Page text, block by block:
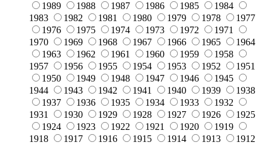
1989
1988 1987 1986 1985
1984
1983
1982 1981 1980 1979 1978
1977
1976
1975 1974 1973 1972
1971
1970
1969 1968 1967 1966 1965
1964
1963
1962 1961 1960 1959
1958
1957
1956 1955 1954 1953 1952
1951
1950
1949 1948 1947 1946
1945
1944
1943 1942 1941 1940 1939
1938
1937
1936 1935 1934 1933
1932
1931
1930 1929 1928 1927 1926
1925
1924
1923 1922 1921 1920
1919
1918
1917 1916 1915 1914 1913
1912